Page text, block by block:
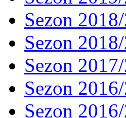
Sezon
Sezon
Sezon
Sezon
Sezon